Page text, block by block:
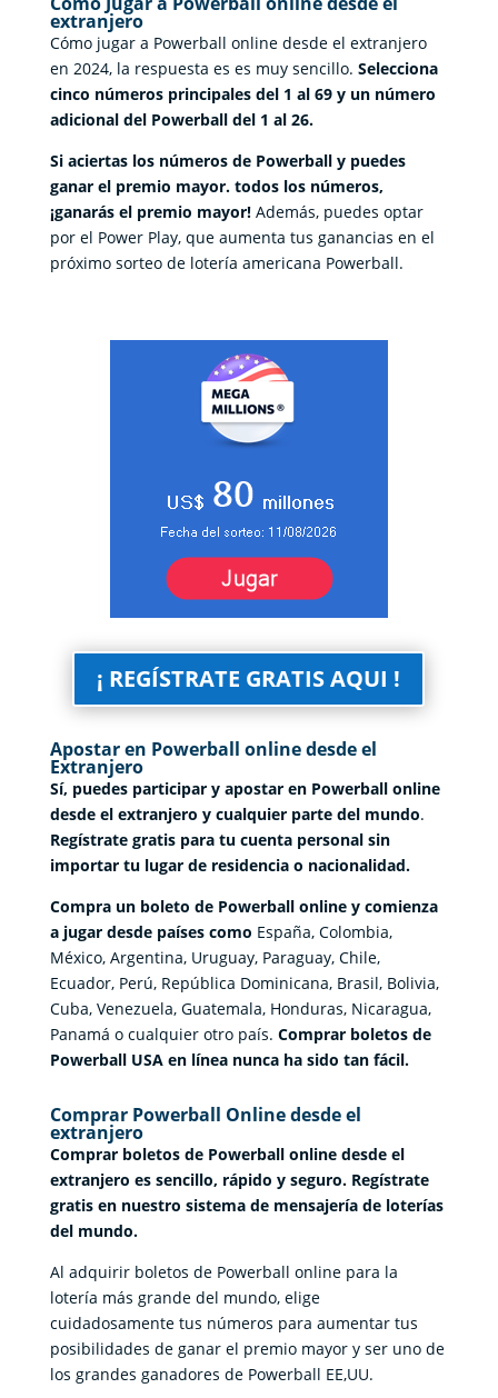
extranjero
Cómo jugar a Powerball online desde el extranjero
en 2024, la respuesta es es muy sencillo. Selecciona
cinco números principales del 1 al 69 y un número
adicional del Powerball del 1 al 26.
Si aciertas los números de Powerball y puedes
ganar el premio mayor. todos los números,
¡ganarás el premio mayor!Además, puedes optar
por el Power Play, que aumenta tus ganancias en el
próximo sorteo de lotería americana Powerball.
¡ REGÍSTRATE GRATIS AQUI !
Apostar en Powerball online desde el
Extranjero
Sí, puedes participar y apostar en Powerball online
desde el extranjero y cualquier parte del mundo.
Regístrate gratis para tu cuenta personal sin
importar tu lugar de residencia o nacionalidad.
Compra un boleto de Powerball online y comienza
a jugar desde países como España, Colombia,
México, Argentina, Uruguay, Paraguay, Chile,
Ecuador, Perú, República Dominicana, Brasil, Bolivia,
Cuba, Venezuela, Guatemala, Honduras, Nicaragua,
Panamá o cualquier otro país. Comprar boletos de
Powerball USA en línea nunca ha sido tan fácil.
Comprar Powerball Online desde el
extranjero
Comprar boletos de Powerball online desde el
extranjero es sencillo, rápido y seguro. Regístrate
gratis en nuestro sistema de mensajería de loterías
del mundo.
Al adquirir boletos de Powerball online para la
lotería más grande del mundo, elige
cuidadosamente tus números para aumentar tus
posibilidades de ganar el premio mayor y ser uno de
los grandes ganadores de Powerball EE,UU.